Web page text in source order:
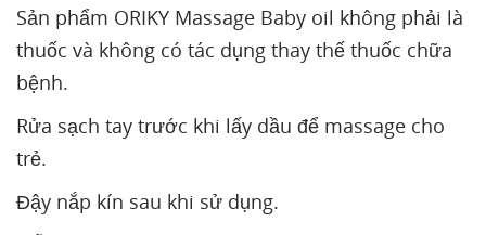
Sản phẩm ORIKY Massage Baby oil không phải là
thuốc và không có tác dụng thay thế thuốc chữa
bệnh.
Rửa sạch tay trước khi lấy dầu để massage cho
trẻ.
Đậy nắp kín sau khi sử dụng.